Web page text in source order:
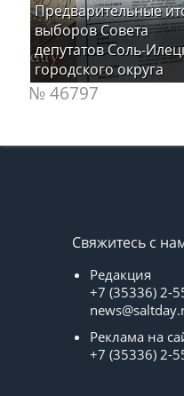
Предварительные
выборов Совета
депутатов Соль-
городского округа
№ 46797
Свяжитесь с
Редакция
+7 (35336) 2-
Реклама на
+7 (35336) 2-